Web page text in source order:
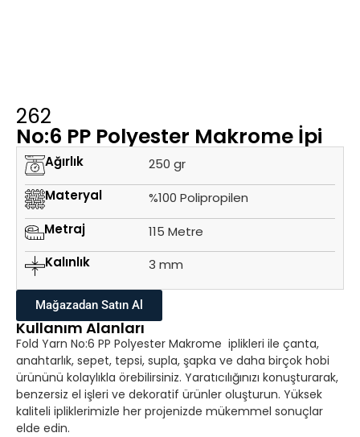
262
No:6 PP Polyester Makrome İpi
Ağırlık
250 gr
Materyal
%100 Polipropilen
Metraj
115 Metre
Kalınlık
3 mm
Mağazadan Satın Al
Kullanım Alanları
Fold Yarn No:6 PP Polyester Makrome iplikleri ile çanta,
anahtarlık, sepet, tepsi, supla, şapka ve daha birçok hobi
ürününü kolaylıkla örebilirsiniz. Yaratıcılığınızı konuşturarak,
benzersiz el işleri ve dekoratif ürünler oluşturun. Yüksek
kaliteli ipliklerimizle her projenizde mükemmel sonuçlar
elde edin.